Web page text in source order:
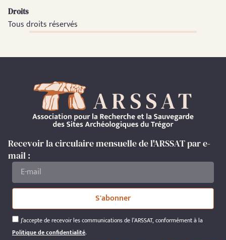
Droits
Tous droits réservés
Recevoir la circulaire mensuelle de l'ARSSAT par e-
mail :
J’accepte de recevoir les communications de l’ARSSAT, conformément à la
Politique de confidentialité.
S'abonner